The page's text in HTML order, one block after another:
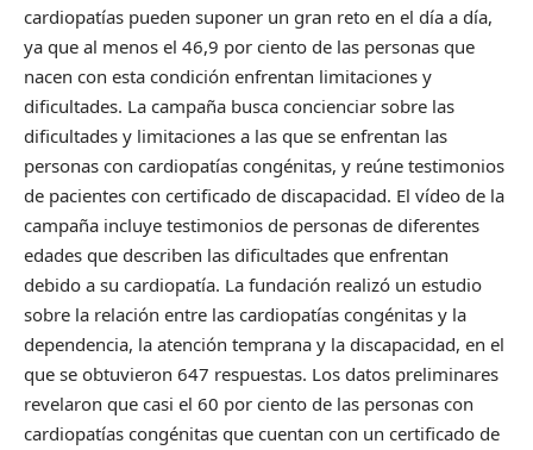
cardiopatías pueden suponer un gran reto en el día a día,
ya que al menos el 46,9 por ciento de las personas que
nacen con esta condición enfrentan limitaciones y
dificultades. La campaña busca concienciar sobre las
dificultades y limitaciones a las que se enfrentan las
personas con cardiopatías congénitas, y reúne testimonios
de pacientes con certificado de discapacidad. El vídeo de la
campaña incluye testimonios de personas de diferentes
edades que describen las dificultades que enfrentan
debido a su cardiopatía. La fundación realizó un estudio
sobre la relación entre las cardiopatías congénitas y la
dependencia, la atención temprana y la discapacidad, en el
que se obtuvieron 647 respuestas. Los datos preliminares
revelaron que casi el 60 por ciento de las personas con
cardiopatías congénitas que cuentan con un certificado de